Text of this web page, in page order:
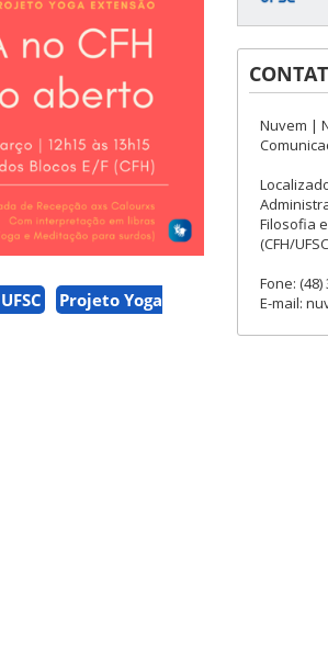
Projeto Yoga
Nuvem |
Filosofia
(CFH/
Fone: (48)
E-mail: